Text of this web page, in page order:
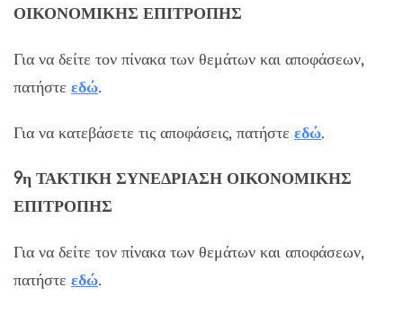
ΟΙΚΟΝΟΜΙΚΗΣ ΕΠΙΤΡΟΠΗΣ
Για να δείτε τον πίνακα των θεμάτων και αποφάσεων,
πατήστε εδώ.
Για να κατεβάσετε τις αποφάσεις, πατήστε εδώ.
9η ΤΑΚΤΙΚΗ ΣΥΝΕΔΡΙΑΣΗ ΟΙΚΟΝΟΜΙΚΗΣ
ΕΠΙΤΡΟΠΗΣ
Για να δείτε τον πίνακα των θεμάτων και αποφάσεων,
πατήστε εδώ.